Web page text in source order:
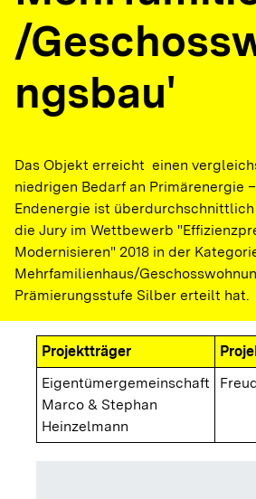
/
ngsbau'
Das Objekt erreicht einen
niedrigen Bedarf an Primärenergie
Endenergie ist
die Jury im Wettbewerb
Modernisieren" 2018 in der
Mehrfamilienhaus/
Prämierungsstufe Silber erteilt hat.
Projektträger
Eigentümergemeinschaft
Marco & Stephan
Heinzelmann